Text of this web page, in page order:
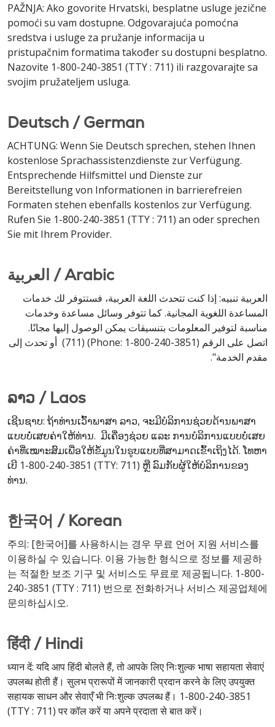
PAŽNJA: Ako govorite Hrvatski, besplatne usluge jezične
pomoći su vam dostupne. Odgovarajuća pomoćna
sredstva i usluge za pružanje informacija u
pristupačnim formatima također su dostupni besplatno.
Nazovite 1-800-240-3851 (TTY : 711) ili razgovarajte sa
svojim pružateljem usluga.
Deutsch / German
ACHTUNG: Wenn Sie Deutsch sprechen, stehen Ihnen
kostenlose Sprachassistenzdienste zur Verfügung.
Entsprechende Hilfsmittel und Dienste zur
Bereitstellung von Informationen in barrierefreien
Formaten stehen ebenfalls kostenlos zur Verfügung.
Rufen Sie 1-800-240-3851 (TTY : 711) an oder sprechen
Sie mit Ihrem Provider.
العربية / Arabic
العربية تنبيه: إذا كنت تتحدث اللغة العربية، فستتوفر لك خدمات
المساعدة اللغوية المجانية. كما تتوفر وسائل مساعدة وخدمات
مناسبة لتوفير المعلومات بتنسيقات يمكن الوصول إليها مجانًا.
اتصل على الرقم (Phone: 1-800-240-3851) (711) أو تحدث إلى
مقدم الخدمة".
ລາວ / Laos
ເຊີນຊາບ: ຖ້າທ່ານເວົ້າພາສາ ລາວ, ຈະມີບໍລິການຊ່ວຍດ້ານພາສາ
ແບບບໍ່ເສຍຄ່າໃຫ້ທ່ານ. ມີເຄື່ອງຊ່ວຍ ແລະ ການບໍລິການແບບບໍ່ເສຍ
ຄ່າທີ່ເໝາະສົມເພື່ອໃຫ້ຂໍ້ມູນໃນຮູບແບບທີ່ສາມາດເຂົ້າເຖິງໄດ້. ໂທຫາ
ເບີ 1-800-240-3851 (TTY: 711) ຫຼື ລົມກັບຜູ້ໃຫ້ບໍລິການຂອງ
ທ່ານ.
한국어 / Korean
주의: [한국어]를 사용하시는 경우 무료 언어 지원 서비스를
이용하실 수 있습니다. 이용 가능한 형식으로 정보를 제공하
는 적절한 보조 기구 및 서비스도 무료로 제공됩니다. 1-800-
240-3851 (TTY : 711) 번으로 전화하거나 서비스 제공업체에
문의하십시오.
हिंदी / Hindi
ध्यान दें: यदि आप हिंदी बोलते हैं, तो आपके लिए निःशुल्क भाषा सहायता सेवाएं
उपलब्ध होती हैं। सुलभ प्रारूपों में जानकारी प्रदान करने के लिए उपयुक्त
सहायक साधन और सेवाएँ भी निःशुल्क उपलब्ध हैं। 1-800-240-3851
(TTY : 711) पर कॉल करें या अपने प्रदाता से बात करें।